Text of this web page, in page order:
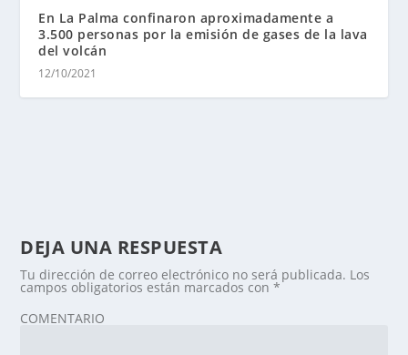
En La Palma confinaron aproximadamente a
3.500 personas por la emisión de gases de la lava
del volcán
12/10/2021
DEJA UNA RESPUESTA
Tu dirección de correo electrónico no será publicada. Los
campos obligatorios están marcados con*
COMENTARIO